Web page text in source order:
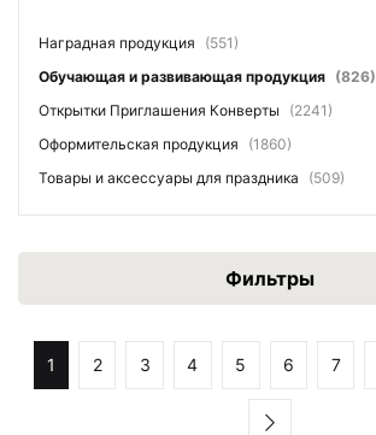
Наградная продукция
(551)
Обучающая и развивающая продукция (826)
Открытки Приглашения Конверты
(2241)
Оформительская продукция
(1860)
Товары и аксессуары для праздника
(509)
Фильтры
1 2 3 4 5 6 7